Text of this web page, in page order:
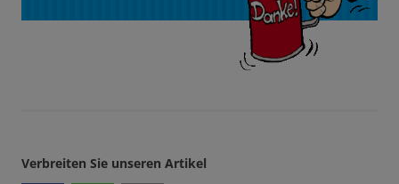
Verbreiten Sie unseren Artikel